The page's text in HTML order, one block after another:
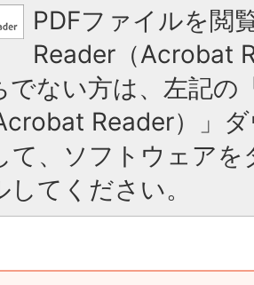
PDFファイルを閲
Reader（Acrobat
でない方は、左記の
Reader）」
て、ソフトウェア
てください。